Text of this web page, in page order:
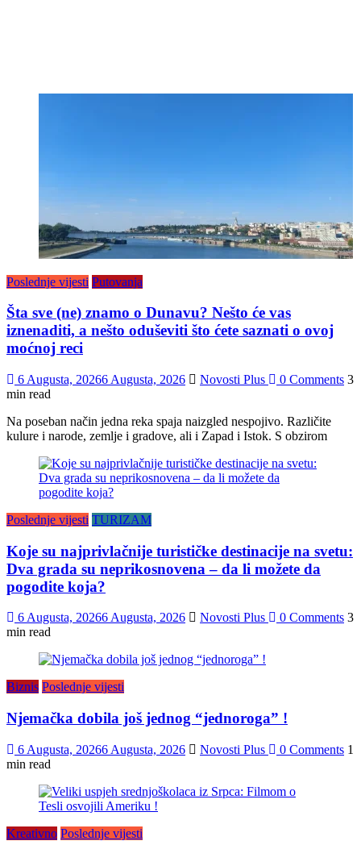
Poslednje vijesti Putovanja
Šta sve (ne) znamo o Dunavu? Nešto će vas
iznenaditi, a nešto oduševiti što ćete saznati o ovoj
moćnoj reci
6 Augusta, 20266 Augusta, 2026 Novosti Plus 0 Comments 3
min read
Na poseban način jedna reka spaja naizgled nespojivo. Različite
kulure i narode, zemlje i gradove, ali i Zapad i Istok. S obzirom
Poslednje vijesti TURIZAM
Koje su najprivlačnije turističke destinacije na svetu:
Dva grada su neprikosnovena – da li možete da
pogodite koja?
6 Augusta, 20266 Augusta, 2026 Novosti Plus 0 Comments 3
min read
Biznis Poslednje vijesti
Njemačka dobila još jednog “jednoroga” !
6 Augusta, 20266 Augusta, 2026 Novosti Plus 0 Comments 1
min read
Kreativno Poslednje vijesti